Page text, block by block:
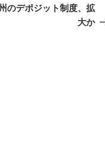
の
投
のデポジット制度、拡
大か